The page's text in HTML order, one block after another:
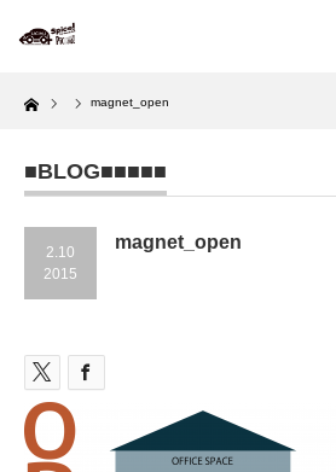
Home magnet_open
■BLOG■■■■■
2.10
2015
magnet_open